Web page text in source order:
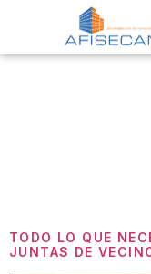
TODO LO QUE
JUNTAS DE